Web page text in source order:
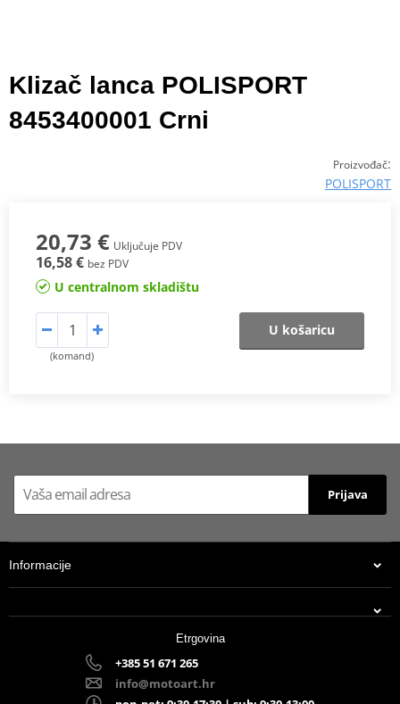
Klizač lanca POLISPORT
8453400001 Crni
Proizvođač:
POLISPORT
20,73 € Uključuje PDV
16,58 € bez PDV
U centralnom skladištu
(komand)
U košaricu
Prijava
Informacije
Etrgovina
+385 51 671 265
info@motoart.hr